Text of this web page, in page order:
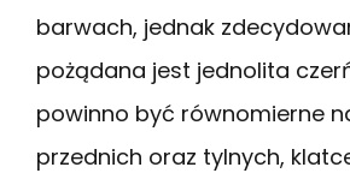
barwach, jednak
pożądana jest jednolita
powinno być równomierne
przednich oraz tylnych,